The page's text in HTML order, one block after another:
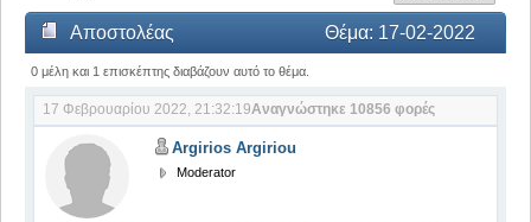
Αποστολέας
Θέμα: 17-02-2022
Πιστοποιητικά νόσησης: Ποιοι τα δικαιούνται όταν
νοσήσουν για 2η φορά (Αναγνώστηκε 10856 φορές)
0 μέλη και 1 επισκέπτης διαβάζουν αυτό το θέμα.
17 Φεβρουαρίου 2022, 21:32:19Αναγνώστηκε 10856 φορές
Argirios Argiriou
Moderator